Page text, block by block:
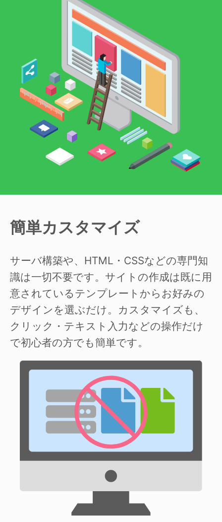
簡単カスタマイズ
サーバ構築や、HTML・CSSなどの専門知
識は一切不要です。サイトの作成は既に用
意されているテンプレートからお好みの
デザインを選ぶだけ。カスタマイズも、
クリック・テキスト入力などの操作だけ
で初心者の方でも簡単です。